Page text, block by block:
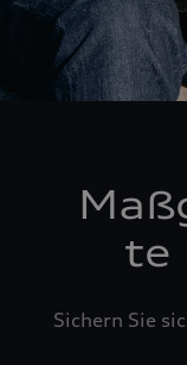
te
Sichern Sie